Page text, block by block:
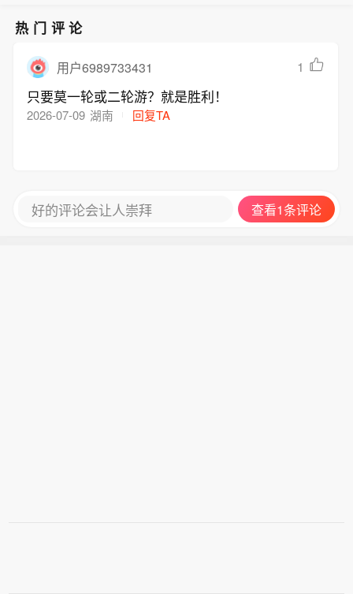
热门评论
用户6989733431 1
只要莫一轮或二轮游？就是胜利！
2026-07-09 湖南 回复TA
好的评论会让人崇拜 查看1条评论